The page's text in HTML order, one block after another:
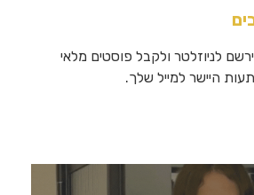
לניוזלטר ולקבל פוסטים מלאי
היישר למייל שלך.